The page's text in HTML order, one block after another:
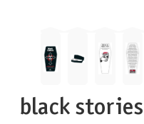
black